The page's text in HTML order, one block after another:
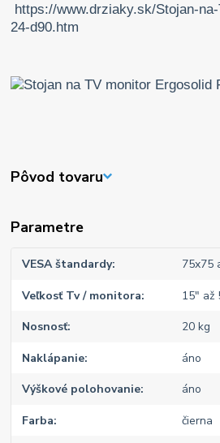
https://www.drziaky.sk/Stojan-
24-d90.htm
Pôvod tovaru
Parametre
VESA štandardy 75x75
Veľkosť Tv / monitora 15" až
Nosnosť 20 kg
Naklápanie áno
Výškové polohovanie áno
Farba čierna